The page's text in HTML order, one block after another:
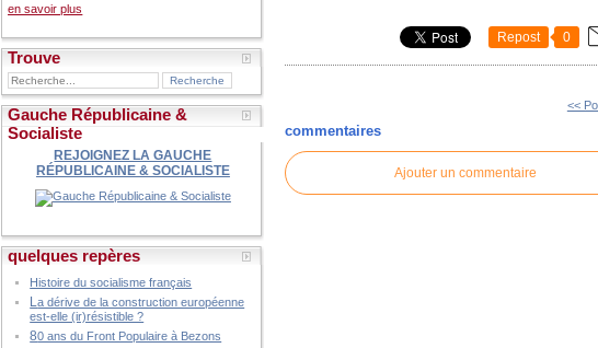
en savoir plus
Trouve
Gauche Républicaine &
Socialiste
REJOIGNEZ LA GAUCHE
RÉPUBLICAINE & SOCIALISTE
quelques repères
Histoire du socialisme français
La dérive de la construction européenne
est-elle (ir)résistible ?
80 ans du Front Populaire à Bezons
Repost 0
<<
commentaires
Ajouter un commentaire